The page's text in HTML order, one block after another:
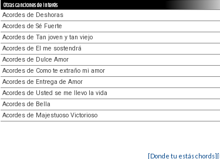
Otras canciones de interés
Acordes de Deshoras
Acordes de Sé Fuerte
Acordes de Tan joven y tan viejo
Acordes de El me sostendrá
Acordes de Dulce Amor
Acordes de Como te extraño mi amor
Acordes de Entrega de Amor
Acordes de Usted se me llevo la vida
Acordes de Bella
Acordes de Majestuoso Victorioso
[Donde tu estás chords]